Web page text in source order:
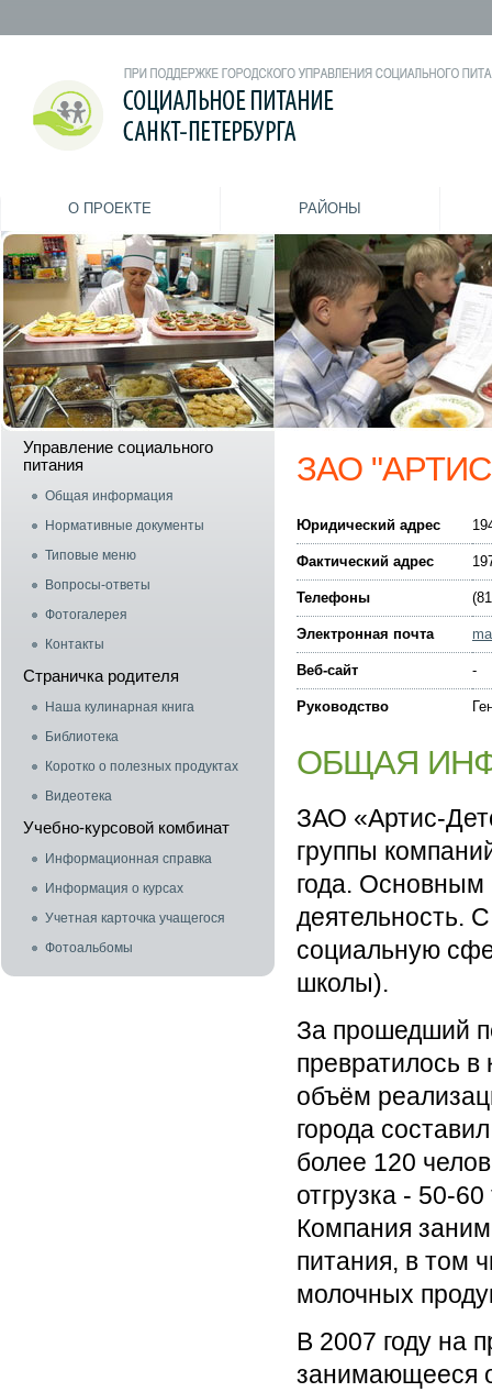
О ПРОЕКТЕ РАЙОНЫ
Управление социального
питания
Общая информация
Нормативные документы
Типовые меню
Вопросы-ответы
Фотогалерея
Контакты
Страничка родителя
Наша кулинарная книга
Библиотека
Коротко о полезных продуктах
Видеотека
Учебно-курсовой комбинат
Информационная справка
Информация о курсах
Учетная карточка учащегося
Фотоальбомы
ЗАО
Юридический адрес
Фактический адрес
Телефоны
Электронная почта
Веб-сайт -
Руководство
ОБЩАЯ
ЗАО «Артис-
группы
года. Основным
деятельность.
социальную
школы).
За прошедший
превратилось в
объём
города
более 120
отгрузка - 50-
Компания
питания, в том
молочных
В 2007 году на
занимающееся